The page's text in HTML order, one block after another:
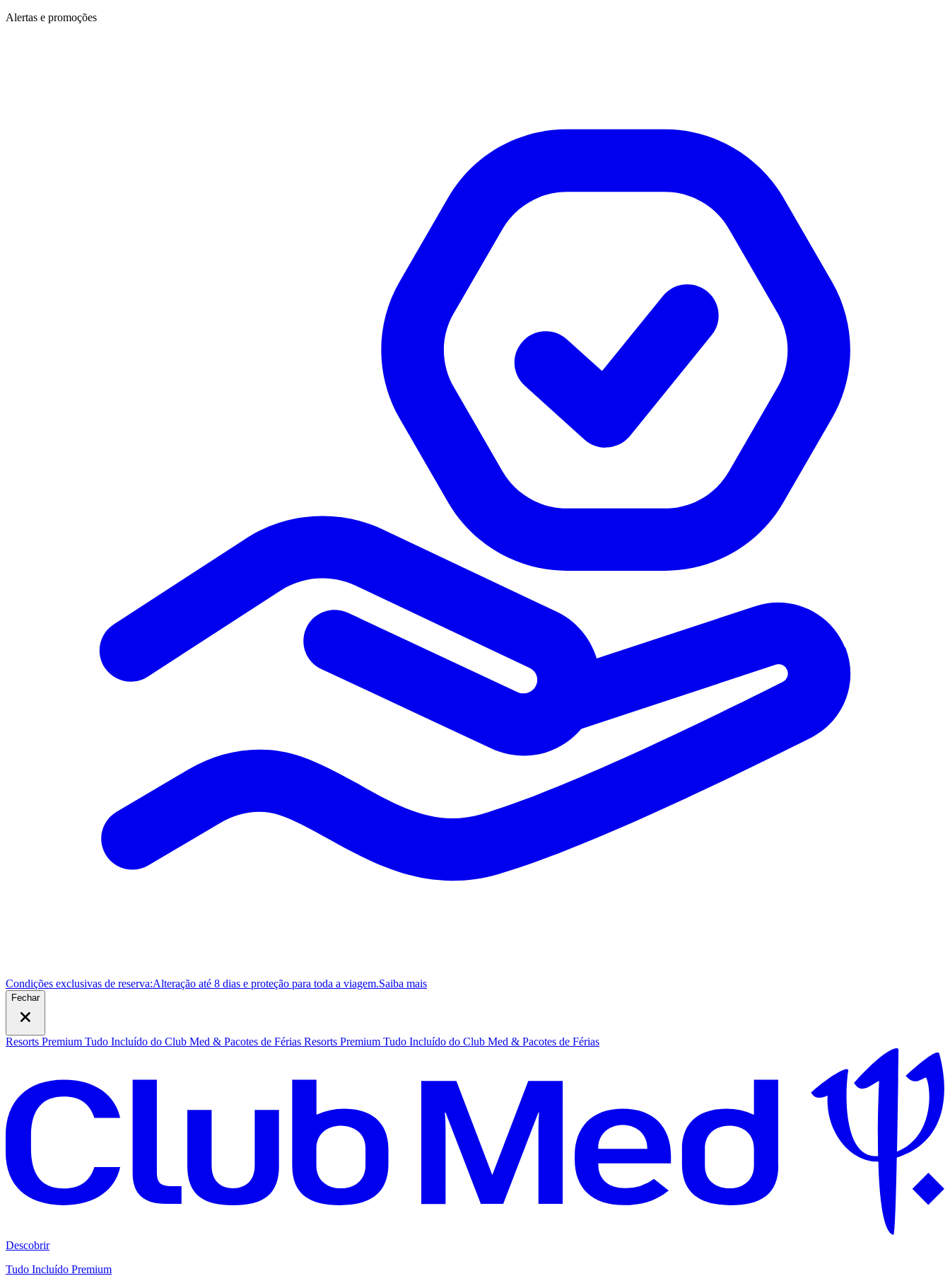
Alertas e promoções
Condições exclusivas de reserva:Alteração até 8 dias e proteção para toda a viagem.Saiba mais
Fechar
Resorts Premium Tudo Incluído do Club Med & Pacotes de Férias Resorts Premium Tudo Incluído do Club Med & Pacotes de Férias
Descobrir
Tudo Incluído Premium